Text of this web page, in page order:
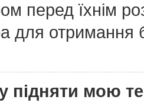
перед їхнім
для отримання
підняти мою